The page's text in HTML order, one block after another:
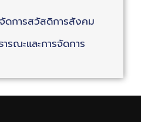
ดการสวัสดิการสังคม
รณะและการจัดการ